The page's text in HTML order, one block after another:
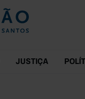
JUSTIÇA